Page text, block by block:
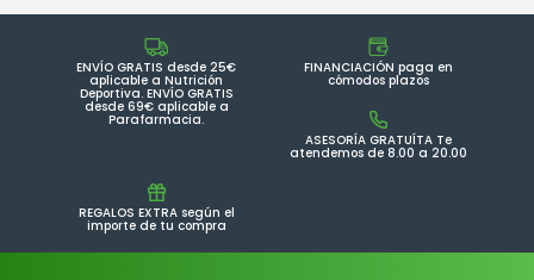
ENVÍO GRATIS desde 25€
aplicable a Nutrición
Deportiva. ENVÍO GRATIS
desde 69€ aplicable a
Parafarmacia.
FINANCIACIÓN paga en
cómodos plazos
ASESORÍA GRATUÍTA Te
atendemos de 8.00 a 20.00
REGALOS EXTRA según el
importe de tu compra